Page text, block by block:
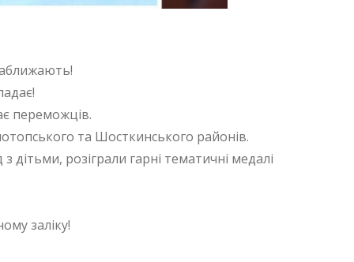
переможців.
та Шосткинського районів.
дітьми, розіграли гарні тематичні медалі
заліку!